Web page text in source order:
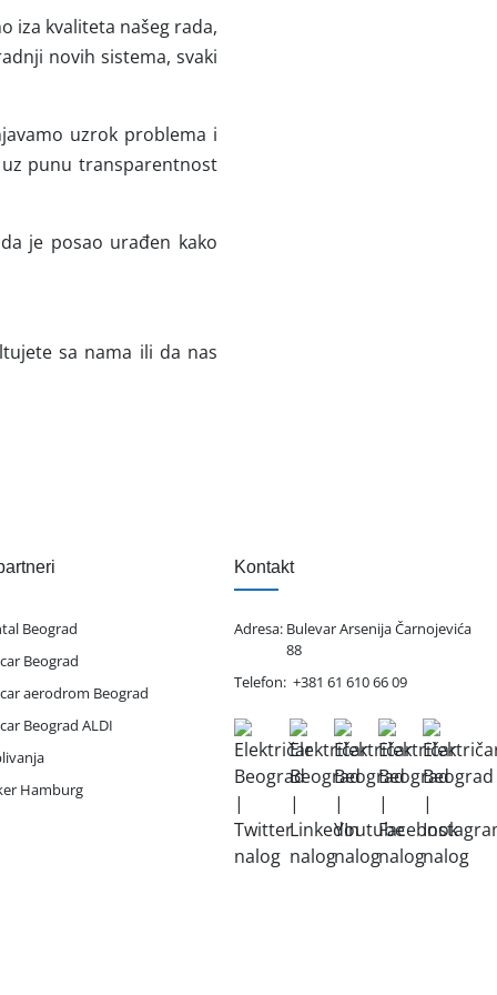
iza kvaliteta našeg rada,
novih sistema, svaki
uzrok problema i
punu transparentnost
je posao urađen kako
sa nama ili da nas
Beograd
Beograd
aerodrom Beograd
Beograd ALDI
Hamburg
Kontakt
Adresa: Bulevar Arsenija Čarnojevića
88
Telefon: +381 61 610 66 09